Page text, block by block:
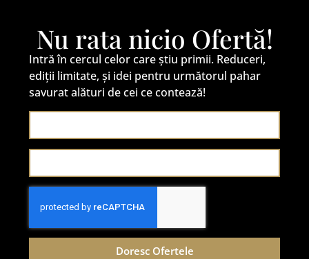
Nu rata nicio Ofertă!
Intră în cercul celor care știu primii. Reduceri,
ediții limitate, și idei pentru următorul pahar
savurat alături de cei ce contează!
Doresc Ofertele